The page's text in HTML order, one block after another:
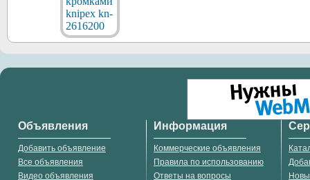
Объявления
Добавить объявление
Все объявления
Видео объявления
Информация
Коммерческие объявления
Правила по использованию
Ответы на вопросы